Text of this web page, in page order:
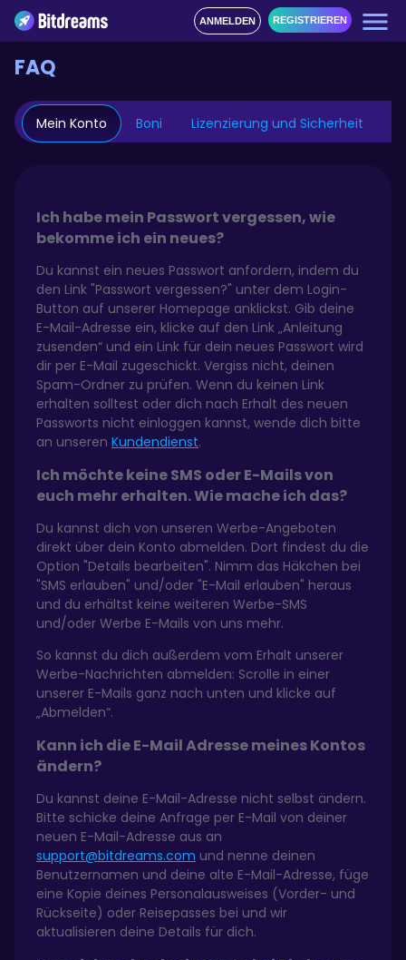
ANMELDEN REGISTRIEREN
FAQ
Mein Konto Boni Lizenzierung und Sicherheit
Ich habe mein Passwort vergessen, wie
bekomme ich ein neues?
Du kannst ein neues Passwort anfordern, indem du
den Link "Passwort vergessen?" unter dem Login-
Button auf unserer Homepage anklickst. Gib deine
E-Mail-Adresse ein, klicke auf den Link „Anleitung
zusenden“ und ein Link für dein neues Passwort wird
dir per E-Mail zugeschickt. Vergiss nicht, deinen
Spam-Ordner zu prüfen. Wenn du keinen Link
erhalten solltest oder dich nach Erhalt des neuen
Passworts nicht einloggen kannst, wende dich bitte
an unseren Kundendienst.
Ich möchte keine SMS oder E-Mails von
euch mehr erhalten. Wie mache ich das?
Du kannst dich von unseren Werbe-Angeboten
direkt über dein Konto abmelden. Dort findest du die
Option "Details bearbeiten". Nimm das Häkchen bei
"SMS erlauben" und/oder "E-Mail erlauben" heraus
und du erhältst keine weiteren Werbe-SMS
und/oder Werbe E-Mails von uns mehr.
So kannst du dich außerdem vom Erhalt unserer
Werbe-Nachrichten abmelden: Scrolle in einer
unserer E-Mails ganz nach unten und klicke auf
„Abmelden“.
Kann ich die E-Mail Adresse meines Kontos
ändern?
Du kannst deine E-Mail-Adresse nicht selbst ändern.
Bitte schicke deine Anfrage per E-Mail von deiner
neuen E-Mail-Adresse aus an
support@bitdreams.com und nenne deinen
Benutzernamen und deine alte E-Mail-Adresse, füge
eine Kopie deines Personalausweises (Vorder- und
Rückseite) oder Reisepasses bei und wir
aktualisieren deine Details für dich.